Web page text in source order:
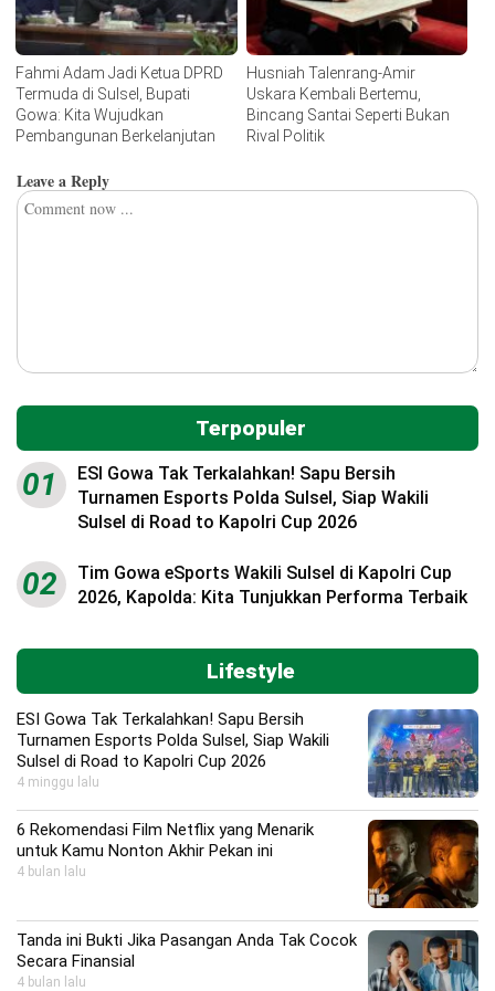
Fahmi Adam Jadi Ketua DPRD
Termuda di Sulsel, Bupati
Gowa: Kita Wujudkan
Pembangunan Berkelanjutan
Husniah Talenrang-Amir
Uskara Kembali Bertemu,
Bincang Santai Seperti Bukan
Rival Politik
Leave a Reply
Terpopuler
01
ESI Gowa Tak Terkalahkan! Sapu Bersih
Turnamen Esports Polda Sulsel, Siap Wakili
Sulsel di Road to Kapolri Cup 2026
02
Tim Gowa eSports Wakili Sulsel di Kapolri Cup
2026, Kapolda: Kita Tunjukkan Performa Terbaik
Lifestyle
ESI Gowa Tak Terkalahkan! Sapu Bersih
Turnamen Esports Polda Sulsel, Siap Wakili
Sulsel di Road to Kapolri Cup 2026
4 minggu lalu
6 Rekomendasi Film Netflix yang Menarik
untuk Kamu Nonton Akhir Pekan ini
4 bulan lalu
Tanda ini Bukti Jika Pasangan Anda Tak Cocok
Secara Finansial
4 bulan lalu